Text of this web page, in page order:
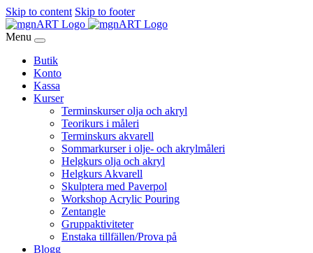
Skip to content Skip to footer
Menu
Butik
Konto
Kassa
Kurser
Terminskurser olja och akryl
Teorikurs i måleri
Terminskurs akvarell
Sommarkurser i olje- och akrylmåleri
Helgkurs olja och akryl
Helgkurs Akvarell
Skulptera med Paverpol
Workshop Acrylic Pouring
Zentangle
Gruppaktiviteter
Enstaka tillfällen/Prova på
Blogg